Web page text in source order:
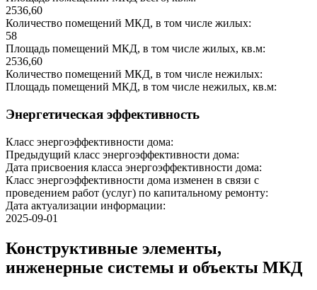
2536,60
Количество помещений МКД, в том числе жилых:
58
Площадь помещений МКД, в том числе жилых, кв.м:
2536,60
Количество помещений МКД, в том числе нежилых:
Площадь помещений МКД, в том числе нежилых, кв.м:
Энергетическая эффективность
Класс энергоэффективности дома:
Предыдущий класс энергоэффективности дома:
Дата присвоения класса энергоэффективности дома:
Класс энергоэффективности дома изменен в связи с
проведением работ (услуг) по капитальному ремонту:
Дата актуализации информации:
2025-09-01
Конструктивные элементы,
инженерные системы и объекты МКД